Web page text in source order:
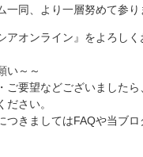
一同、より一層努めて参り
アオンライン』をよろしく
い～～
ご要望などございましたら
ださい。
つきましてはFAQや当ブ